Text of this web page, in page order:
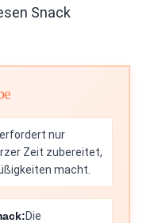
Snack
nur
Zeit zubereitet,
macht.
Die